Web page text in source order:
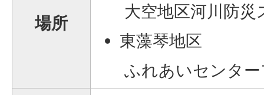
場所
大空地区河川防
東藻琴地区
ふれあいセンタ